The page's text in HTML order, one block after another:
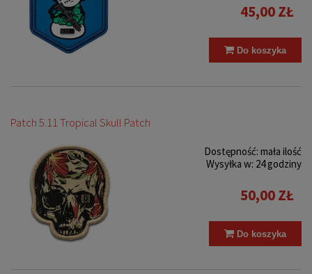
45,00 ZŁ
Do koszyka
Patch 5.11 Tropical Skull Patch
Dostępność: mała ilość
Wysyłka w: 24 godziny
50,00 ZŁ
Do koszyka